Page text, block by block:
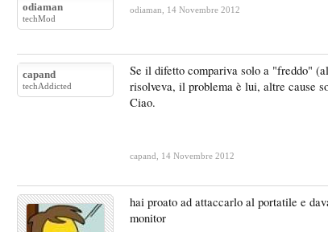
odiaman
techMod
odiaman 14 Novembre 2012
capand
techAddicted
Se il difetto compariva solo a "freddo"
risolveva, il problema è lui, altre cause
Ciao.
capand 14 Novembre 2012
hai proato ad attaccarlo al portatile e
monitor